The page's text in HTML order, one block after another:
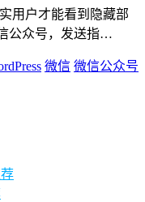
用户才能看到隐藏部
公众号，发送指…
微信 微信公众号